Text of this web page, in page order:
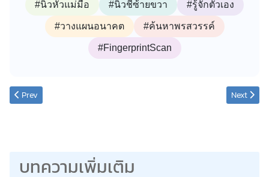
#นิ้วหัวแม่มือ #นิ้วชี้ซ้ายขวา #รู้จักตัวเอง
#วางแผนอนาคต #ค้นหาพรสวรรค์
#FingerprintScan
Previous article: ทดสอบบทความ (2)
Prev Next
Next
บทความเพิ่มเติม